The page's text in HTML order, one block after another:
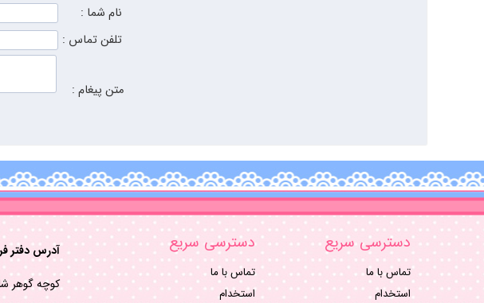
نام شما :
تلفن تماس :
متن پیغام :
دسترسی سریع
تماس با ما
استخدام
دسترسی سریع
تماس با ما
استخدام
آدرس دفتر
کوچه گوهر شاد پلاک ۱۵